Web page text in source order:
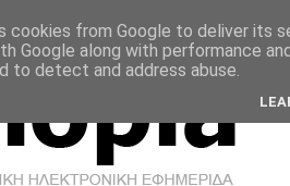
ΕΠΙΚΟΙΝΩΝΙΑ ΣΤΕΙΛΕ ΜΑΣ
cookies from Google to deliver its
Google along with performance
to detect and address abuse.